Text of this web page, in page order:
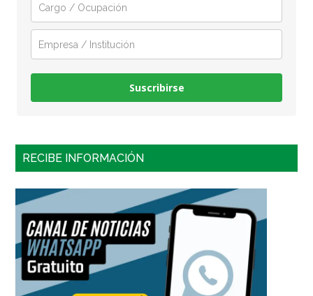
Suscribirse
RECIBE INFORMACIÓN